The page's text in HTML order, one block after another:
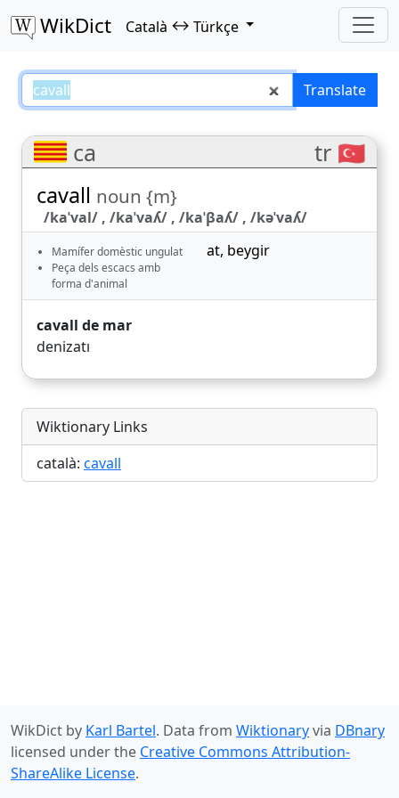
WikDict Català ↔ Türkçe
cavall – Català–Türkçe Translate
ca tr 🇹🇷
cavall noun {m}
/kaˈval/ , /kaˈvaʎ/ , /kaˈβaʎ/ , /kəˈvaʎ/
Mamífer domèstic ungulat
Peça dels escacs amb
forma d'animal
at, beygir
cavall de mar
denizatı
Wiktionary Links
català: cavall
WikDict by Karl Bartel. Data from Wiktionaryvia DBnary
licensed under the Creative Commons Attribution-
ShareAlike License.